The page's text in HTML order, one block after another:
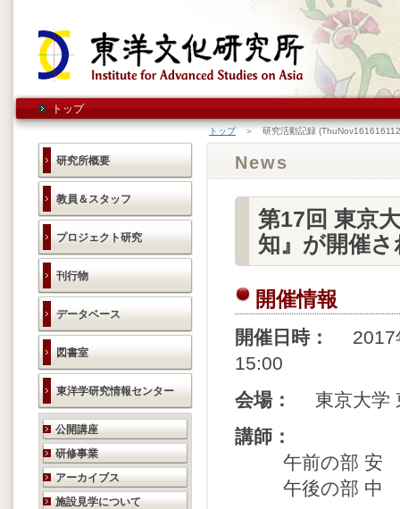
トップ
研究所概要
教員＆スタッフ
プロジェクト研究
刊行物
データベース
図書室
東洋学研究情報センター
研究活動のご案内
公開講座
研修事業
アーカイブス
施設見学について
トップ＞ 研究活動記録
News
第17回 東京
知』が開催
開催情報
開催日時：
2017
15:00
会場：
東京大学
講師：
午前の部 安
午後の部 中